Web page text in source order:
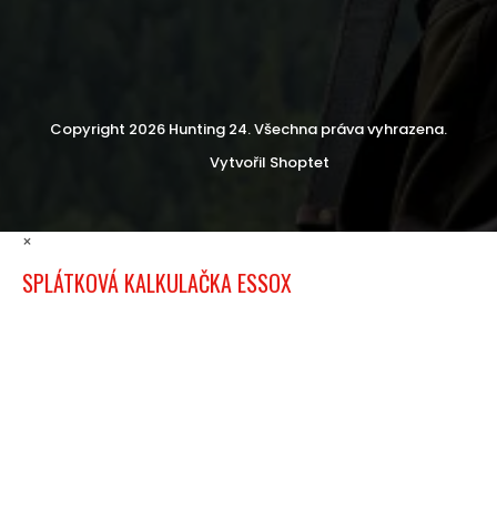
Vytvořil Shoptet
Copyright 2026 Hunting 24. Všechna práva vyhrazena.
×
SPLÁTKOVÁ KALKULAČKA ESSOX